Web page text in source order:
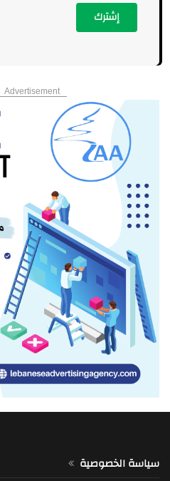
إشترك
Advertisement
سياسة الخصوصية